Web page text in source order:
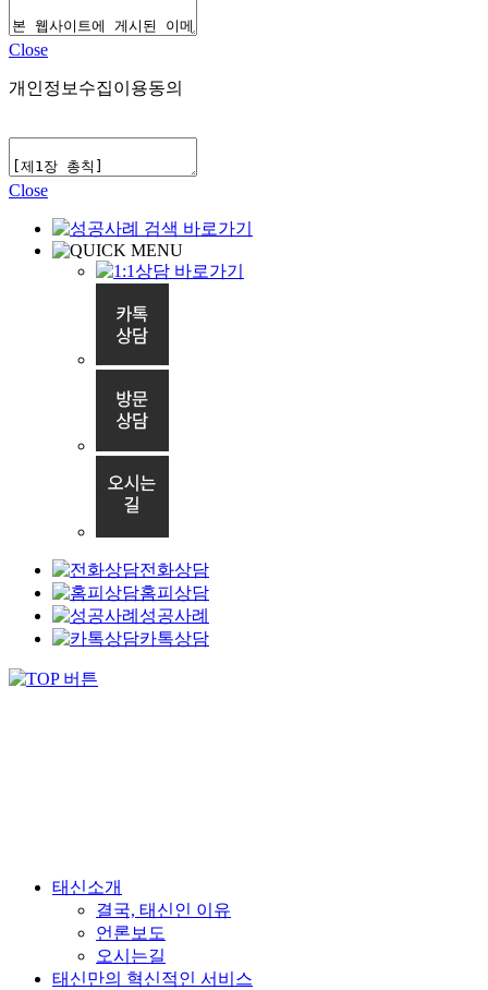
Close
개인정보수집이용동의
Close
전화상담
홈피상담
성공사례
카톡상담
태신소개
결국, 태신인 이유
언론보도
오시는길
태신만의 혁신적인 서비스